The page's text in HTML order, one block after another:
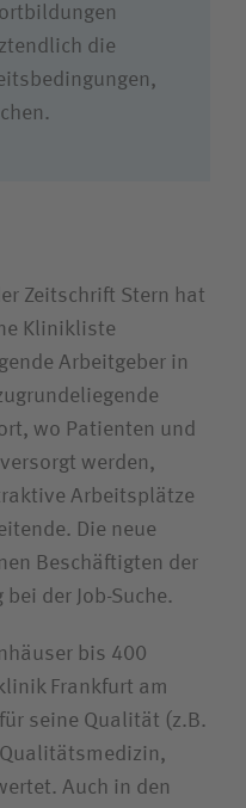
die
Zeitschrift Stern hat
Klinikliste
Arbeitgeber in
wo Patienten und
werden,
Arbeitsplätze
Die neue
Beschäftigten der
der Job-Suche.
bis 400
Frankfurt am
seine Qualität (z.B.
Auch in den